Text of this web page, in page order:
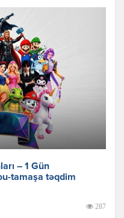
– 1 Gün
tamaşa təqdim
287